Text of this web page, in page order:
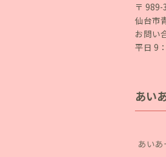
〒 989-
仙台市
お問い
平日 9
あい
あい